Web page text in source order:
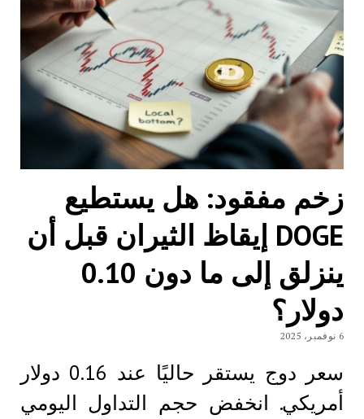
زخم مفقود: هل يستطيع
DOGE إيقاظ الثيران قبل أن
ينزلق إلى ما دون 0.10
دولار؟
6 نوفمبر، 2025
سعر دوج يستقر حاليًا عند 0.16 دولار
أمريكي. انخفض حجم التداول اليومي